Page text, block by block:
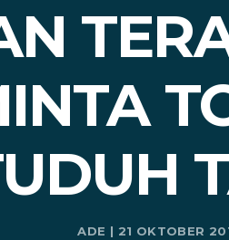
ADE | 21 OKTOBER